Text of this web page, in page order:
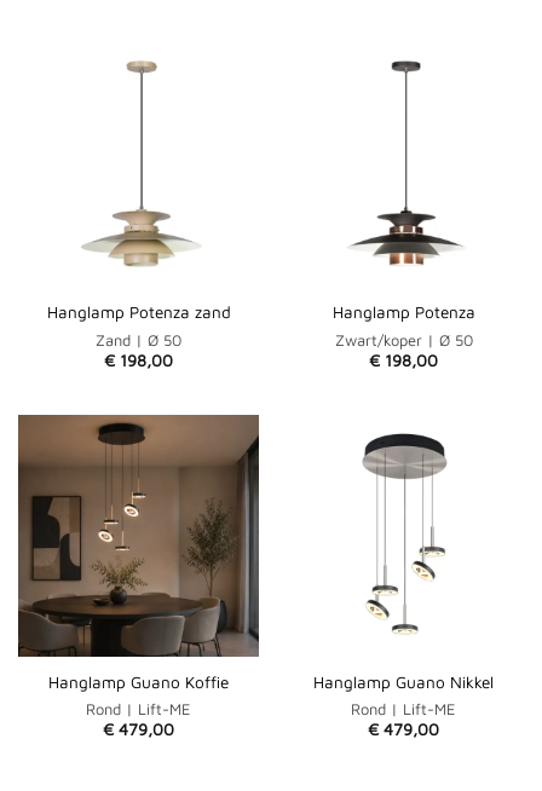
Hanglamp Potenza zand
Zand | Ø 50
€ 198,00
Hanglamp Potenza
Zwart/koper | Ø 50
€ 198,00
Hanglamp Guano Koffie
Rond | Lift-ME
€ 479,00
Hanglamp Guano Nikkel
Rond | Lift-ME
€ 479,00